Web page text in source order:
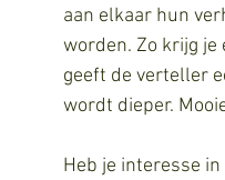
aan elkaar hun
worden. Zo krijg
geeft de verteller
wordt dieper.
Heb je interesse in